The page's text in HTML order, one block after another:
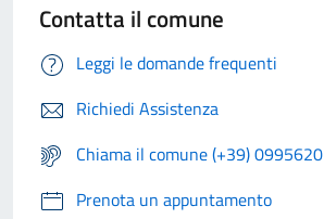
Contatta il comune
Leggi le domande frequenti
Richiedi Assistenza
Chiama il comune (+39) 0995620
Prenota un appuntamento